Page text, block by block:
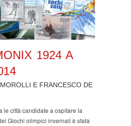
1924 A
E FRANCESCO DE
le città candidate a ospitare la
Giochi olimpici invernali è stata